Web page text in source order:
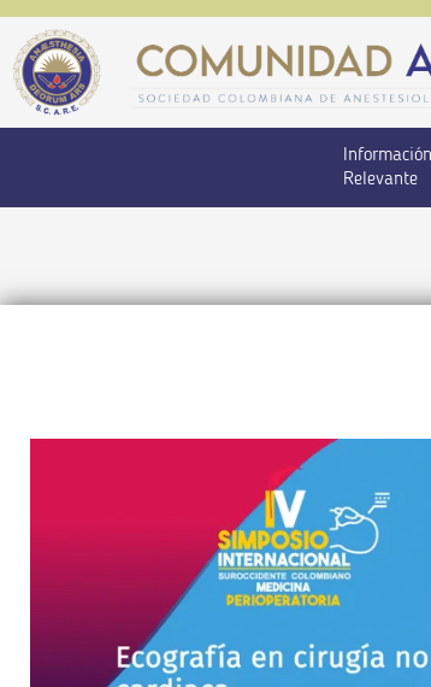
Información
Relevante